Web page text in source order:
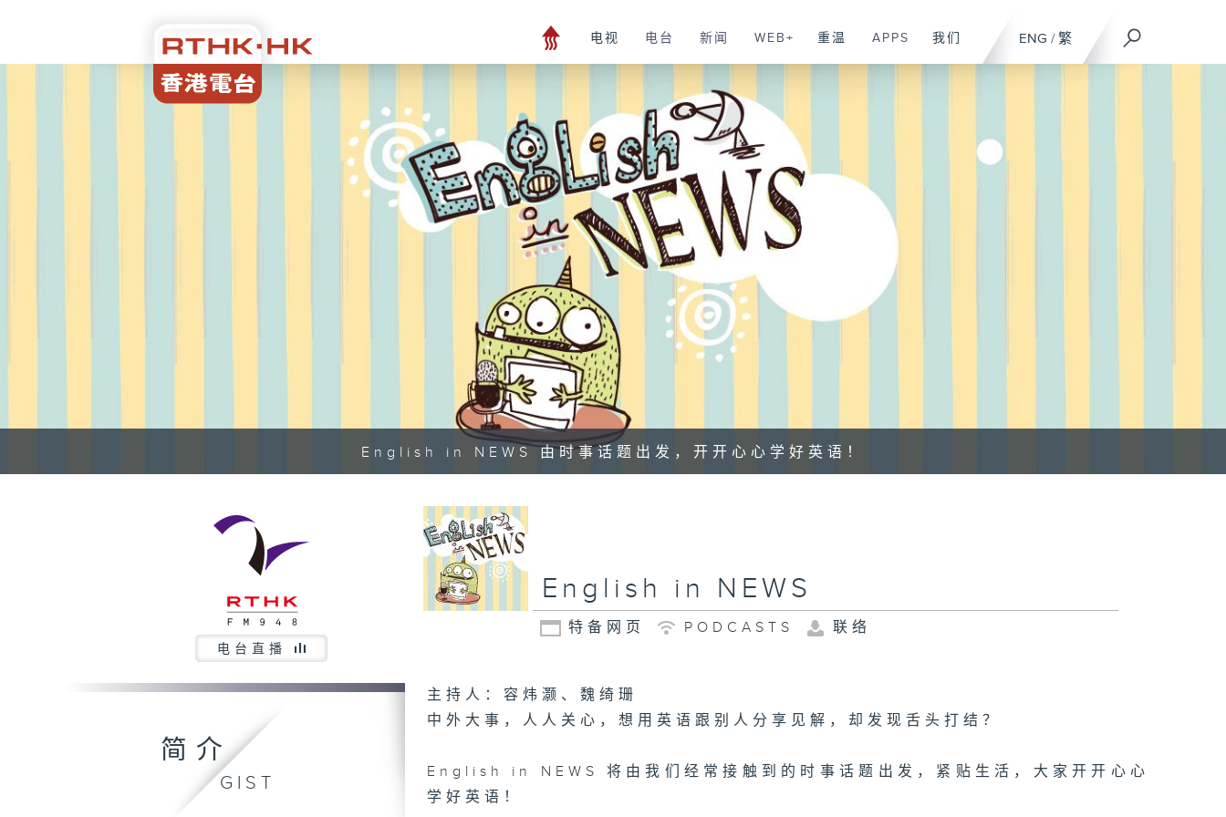
ENG / 繁
电视 电台 新闻 WEB+ 重温 APPS 我们
English in NEWS 由时事话题出发，开开心心学好英语！
电台直播
English in NEWS
特备网页 PODCASTS 联络
简介
GIST
主持人：容炜灏、魏绮珊
中外大事，人人关心，想用英语跟别人分享见解，却发现舌头打结？
English in NEWS 将由我们经常接触到的时事话题出发，紧贴生活，大家开开心心
学好英语！